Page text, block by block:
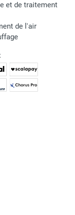
et de traitement
de l'air